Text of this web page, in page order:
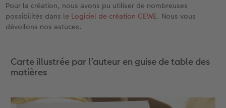
Accessoires
CEWE myPhotos
Nouveautés
Pour la création, nous avons pu utiliser de nombreuses
possibilités dans le Logiciel de création CEWE. Nous vous
dévoilons nos astuces.
Carte illustrée par l’auteur en guise de table des
matières